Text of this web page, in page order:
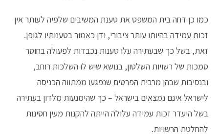
כמו כן דחה בית המשפט את טענת המשיבים שלפיה לעותר אין
זכות עמידה בהיותו עותר ציבורי, ודן כאמור בטענותיו לגופן.
זאת, בשל כך שבעתירה עלו טענות נכבדות לפעולה בחוסר
סמכות של רשויות השלטון, בנושא שיש לו השלכות רוחב,
ובנסיבות שבהן מרבית הפרטים שנפגעו ממתווה הכניסה
לישראל אינם נמצאים בישראל – כך שהימנעות מלדון בעתירה
בשל היעדר זכות עמידה עלולה הייתה להקנות מעין חסינות
להחלטת הרשויות.